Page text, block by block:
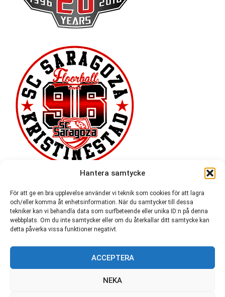
Hantera samtycke
För att ge en bra upplevelse använder vi teknik som cookies för att lagra
och/eller komma åt enhetsinformation. När du samtycker till dessa
tekniker kan vi behandla data som surfbeteende eller unika ID:n på denna
webbplats. Om du inte samtycker eller om du återkallar ditt samtycke kan
detta påverka vissa funktioner negativt.
ACCEPTERA
NEKA